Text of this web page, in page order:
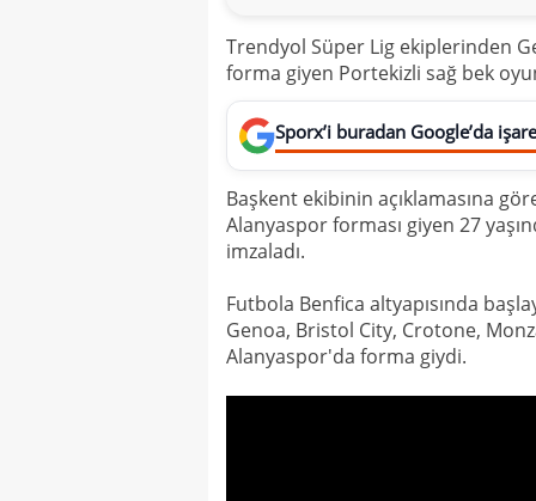
Trendyol Süper Lig ekiplerinden
forma giyen Portekizli sağ bek
Sporx’i buradan Google’da
Başkent ekibinin açıklamasına
Alanyaspor forması giyen 27
imzaladı.
Futbola Benfica altyapısında
Genoa, Bristol City, Crotone,
Alanyaspor'da forma giydi.